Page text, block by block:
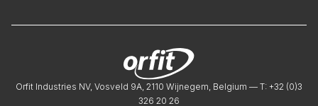
Orfit Industries NV, Vosveld 9A, 2110 Wijnegem, Belgium — T: +32 (0)3
326 20 26